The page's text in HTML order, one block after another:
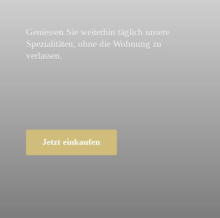
Geniessen Sie weiterhin täglich unsere
Spezialitäten, ohne die Wohnung zu
verlassen.
Jetzt einkaufen